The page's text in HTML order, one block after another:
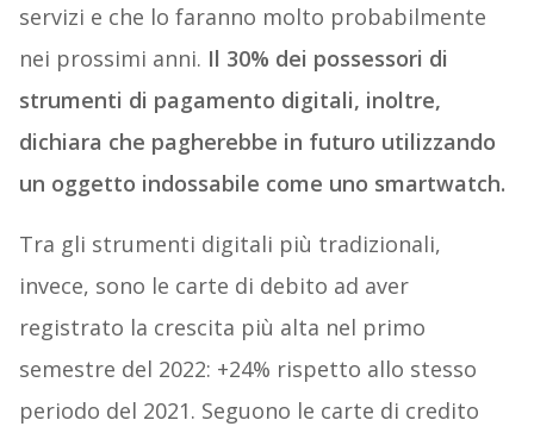
servizi e che lo faranno molto probabilmente
nei prossimi anni. Il 30% dei possessori di
strumenti di pagamento digitali, inoltre,
dichiara che pagherebbe in futuro utilizzando
un oggetto indossabile come uno smartwatch.
Tra gli strumenti digitali più tradizionali,
invece, sono le carte di debito ad aver
registrato la crescita più alta nel primo
semestre del 2022: +24% rispetto allo stesso
periodo del 2021. Seguono le carte di credito